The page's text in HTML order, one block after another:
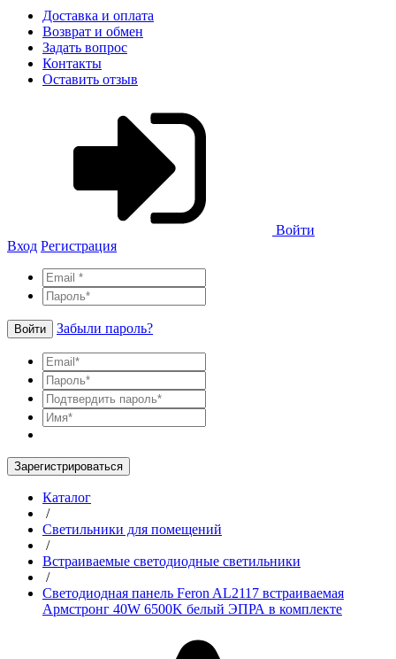
Доставка и оплата
Возврат и обмен
Задать вопрос
Контакты
Оставить отзыв
Войти
Вход Регистрация
Войти Забыли пароль?
Зарегистрироваться
Каталог
/
Светильники для помещений
/
Встраиваемые светодиодные светильники
/
Светодиодная панель Feron AL2117 встраиваемая
Армстронг 40W 6500K белый ЭПРА в комплекте